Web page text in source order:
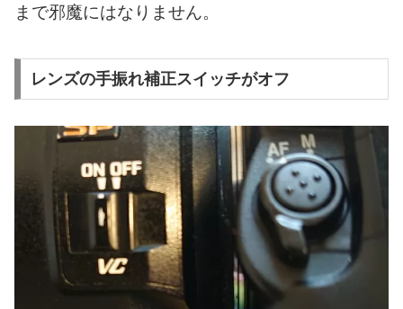
まで邪魔にはなりません。
レンズの手振れ補正スイッチがオフ